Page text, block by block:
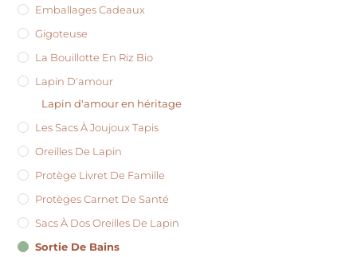
Emballages Cadeaux
Gigoteuse
La Bouillotte En Riz Bio
Lapin D'amour
Lapin d'amour en héritage
Les Sacs À Joujoux Tapis
Oreilles De Lapin
Protège Livret De Famille
Protèges Carnet De Santé
Sacs À Dos Oreilles De Lapin
Sortie De Bains